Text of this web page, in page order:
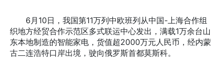
6月10日，我国第11万列中欧班列从中国-上海合作组
织地方经贸合作示范区多式联运中心发出，满载1万余台山
东本地制造的智能家电，货值超2000万元人民币，经内蒙
古二连浩特口岸出境，驶向俄罗斯首都莫斯科。